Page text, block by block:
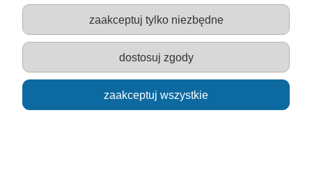
model do sklejania samolot F-16C-25 Viper 1:72
zaakceptuj tylko niezbędne
dostosuj zgody
zaakceptuj wszystkie